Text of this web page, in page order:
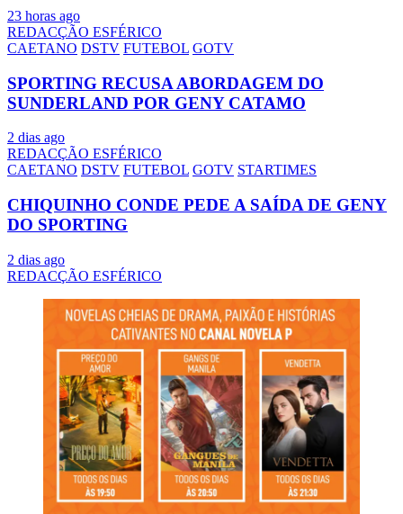
23 horas ago
REDACÇÃO ESFÉRICO
CAETANO DSTV FUTEBOL GOTV
SPORTING RECUSA ABORDAGEM DO
SUNDERLAND POR GENY CATAMO
2 dias ago
REDACÇÃO ESFÉRICO
CAETANO DSTV FUTEBOL GOTV STARTIMES
CHIQUINHO CONDE PEDE A SAÍDA DE GENY
DO SPORTING
2 dias ago
REDACÇÃO ESFÉRICO